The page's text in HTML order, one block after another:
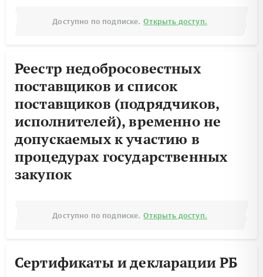
Доступно по подписке. Открыть доступ.
Реестр недобросовестных
поставщиков и список
поставщиков (подрядчиков,
исполнителей), временно не
допускаемых к участию в
процедурах государственных
закупок
Доступно по подписке. Открыть доступ.
Сертификаты и декларации РБ